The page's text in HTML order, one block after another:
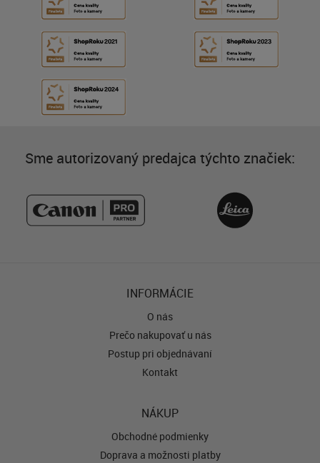
Sme autorizovaný predajca týchto značiek:
INFORMÁCIE
O nás
Prečo nakupovať u nás
Postup pri objednávaní
Kontakt
NÁKUP
Obchodné podmienky
Doprava a možnosti platby